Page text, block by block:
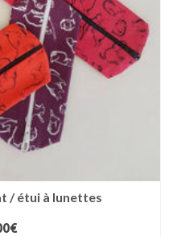
/ étui à lunettes
€